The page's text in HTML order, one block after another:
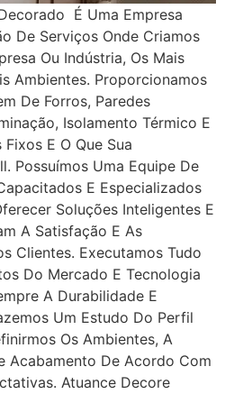
É Uma Empresa
De Serviços Onde Criamos
Ou Indústria, Os Mais
Ambientes. Proporcionamos
De Forros, Paredes
Isolamento Térmico E
E O Que Sua
Possuímos Uma Equipe De
E Especializados
Soluções Inteligentes E
A Satisfação E As
Clientes. Executamos Tudo
Do Mercado E Tecnologia
A Durabilidade E
Um Estudo Do Perfil
Os Ambientes, A
Acabamento De Acordo Com
Atuance Decore